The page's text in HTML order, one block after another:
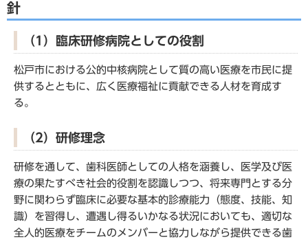
針
（1）臨床研修病院としての役割
松戸市における公的中核病院として質の高い医療を市民に提
供するとともに、広く医療福祉に貢献できる人材を育成す
る。
（2）研修理念
研修を通して、歯科医師としての人格を涵養し、医学及び医
療の果たすべき社会的役割を認識しつつ、将来専門とする分
野に関わらず臨床に必要な基本的診療能力（態度、技能、知
識）を習得し、遭遇し得るいかなる状況においても、適切な
全人的医療をチームのメンバーと協力しながら提供できる歯